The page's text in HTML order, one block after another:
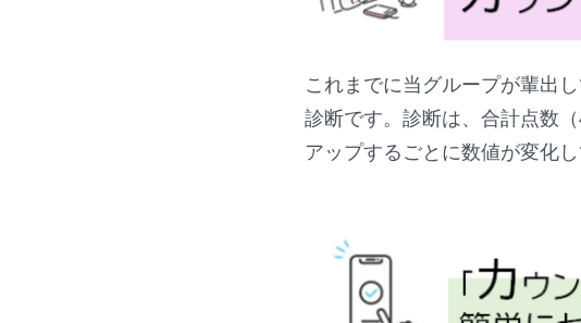
これまでに当グループが輩出
診断です。診断は、合計点数
アップするごとに数値が変化